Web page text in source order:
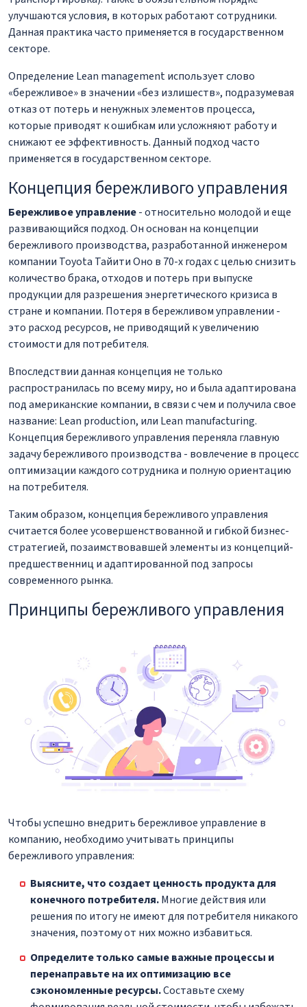
улучшаются условия, в которых работают сотрудники.
Данная практика часто применяется в государственном
секторе.
Определение Lean management использует слово
«бережливое» в значении «без излишеств», подразумевая
отказ от потерь и ненужных элементов процесса,
которые приводят к ошибкам или усложняют работу и
снижают ее эффективность. Данный подход часто
применяется в государственном секторе.
Концепция бережливого управления
Бережливое управление- относительно молодой и еще
развивающийся подход. Он основан на концепции
бережливого производства, разработанной инженером
компании Toyota Тайити Оно в 70-х годах с целью снизить
количество брака, отходов и потерь при выпуске
продукции для разрешения энергетического кризиса в
стране и компании. Потеря в бережливом управлении -
это расход ресурсов, не приводящий к увеличению
стоимости для потребителя.
Впоследствии данная концепция не только
распространилась по всему миру, но и была адаптирована
под американские компании, в связи с чем и получила свое
название: Lean production, или Lean manufacturing.
Концепция бережливого управления переняла главную
задачу бережливого производства - вовлечение в процесс
оптимизации каждого сотрудника и полную ориентацию
на потребителя.
Таким образом, концепция бережливого управления
считается более усовершенствованной и гибкой бизнес-
стратегией, позаимствовавшей элементы из концепций-
предшественниц и адаптированной под запросы
современного рынка.
Принципы бережливого управления
Чтобы успешно внедрить бережливое управление в
компанию, необходимо учитывать принципы
бережливого управления:
Выясните, что создает ценность продукта для
конечного потребителя.Многие действия или
решения по итогу не имеют для потребителя никакого
значения, поэтому от них можно избавиться.
Определите только самые важные процессы и
перенаправьте на их оптимизацию все
сэкономленные ресурсы.Составьте схему